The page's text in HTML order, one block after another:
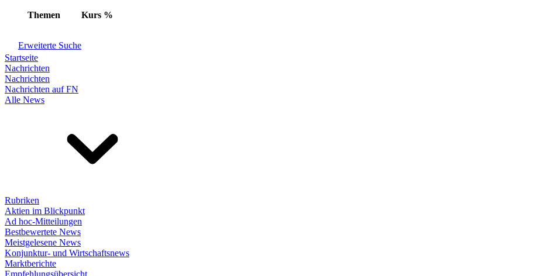
Themen Kurs %
Erweiterte Suche
Startseite
Nachrichten
Nachrichten
Nachrichten auf FN
Alle News
Rubriken
Aktien im Blickpunkt
Ad hoc-Mitteilungen
Bestbewertete News
Meistgelesene News
Konjunktur- und Wirtschaftsnews
Marktberichte
Empfehlungsübersicht